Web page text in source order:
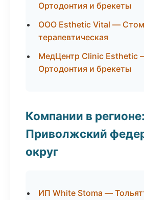
Ортодонтия и брекеты
ООО Esthetic Vital —
терапевтическая
МедЦентр Clinic Esthetic
Ортодонтия и брекеты
Компании в регионе:
Приволжский
округ
ИП White Stoma —